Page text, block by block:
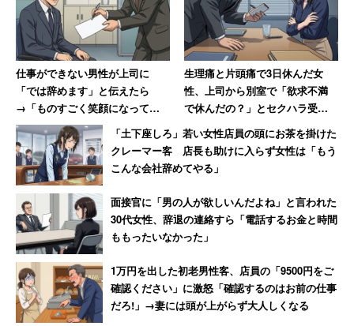
仕事ができない男性が上司に
「では辞めます」と伝えたら
→「ものすごく笑顔になって、
その場で退職届を書かされまし
た」
生理痛と片頭痛で3日休んだ女
性、上司から別室で「欲求不満
で休んだの？」とセクハラ受け
て退職→その後、会社倒産で
「ザマーミロ！」
「土下座しろ」若い女性店員の頭にお茶を掛けた
クレーマー客 店長も助けに入らず女性は「もう
こんな会社辞めてやる」
面接官に「男の人が欲しいんだよね」と言われた
30代女性、辞退の連絡すら「電話するお金と時間
ももったいなかった」
1万円を出した初老男性客、店員の「9500円をご
確認ください」に激怒「確認するのはお前の仕事
だろ!」→妻には頭が上がらず大人しくなる